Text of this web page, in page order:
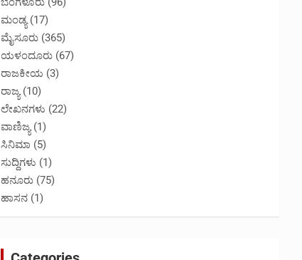
ಮಂಡ್ಯ(17)
ಮೈಸೂರು (365)
ಯಳಂದೂರು (67)
ರಾಜಕೀಯ (3)
ರಾಜ್ಯ(10)
ಲೇಖನಗಳು (22)
ವಾಣಿಜ್ಯ(1)
ಸಿನಿಮಾ (5)
ಸುದ್ದಿಗಳು (1)
ಹನೂರು (75)
ಹಾಸನ (1)